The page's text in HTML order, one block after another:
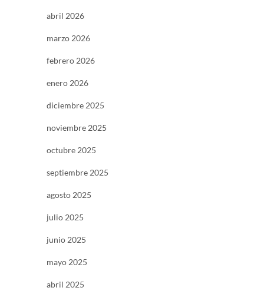
abril 2026
marzo 2026
febrero 2026
enero 2026
diciembre 2025
noviembre 2025
octubre 2025
septiembre 2025
agosto 2025
julio 2025
junio 2025
mayo 2025
abril 2025